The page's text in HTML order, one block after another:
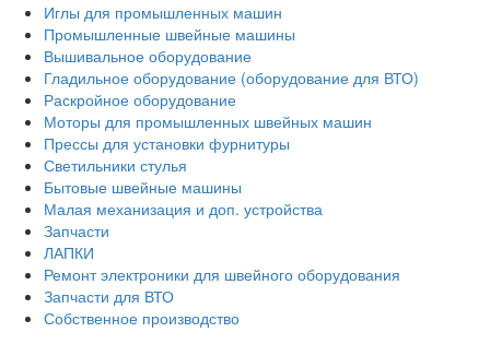
Иглы для промышленных машин
Промышленные швейные машины
Вышивальное оборудование
Гладильное оборудование (оборудование для ВТО)
Раскройное оборудование
Моторы для промышленных швейных машин
Прессы для установки фурнитуры
Светильники стулья
Бытовые швейные машины
Малая механизация и доп. устройства
Запчасти
ЛАПКИ
Ремонт электроники для швейного оборудования
Запчасти для ВТО
Собственное производство